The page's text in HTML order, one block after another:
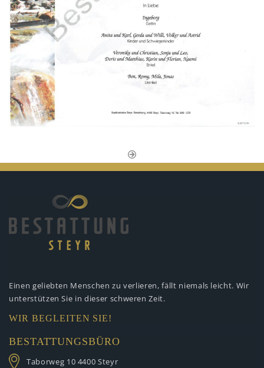
Einen geliebten Menschen zu verlieren, fällt niemals leicht. Wir
unterstützen Sie in dieser schweren Zeit.
WIR BEGLEITEN SIE!
BESTATTUNGSBÜRO
Taborweg 10 4400 Steyr